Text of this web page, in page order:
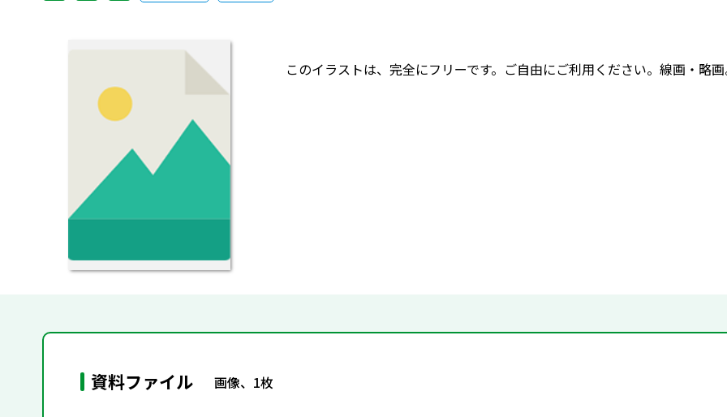
このイラストは、完全にフリーです。ご自由にご利用ください。線画・略画
資料ファイル 画像、1枚